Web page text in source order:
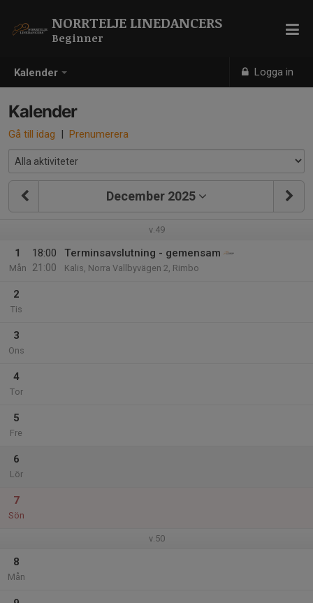
Kalender Logga in
NORRTELJE LINEDANCERS
Beginner
Kalender
Gå till idag | Prenumerera
December 2025
v.49
1
Mån
18:00
21:00
Terminsavslutning - gemensam
Kalis, Norra Vallbyvägen 2, Rimbo
2
Tis
3
Ons
4
Tor
5
Fre
6
Lör
7
Sön
v.50
8
Mån